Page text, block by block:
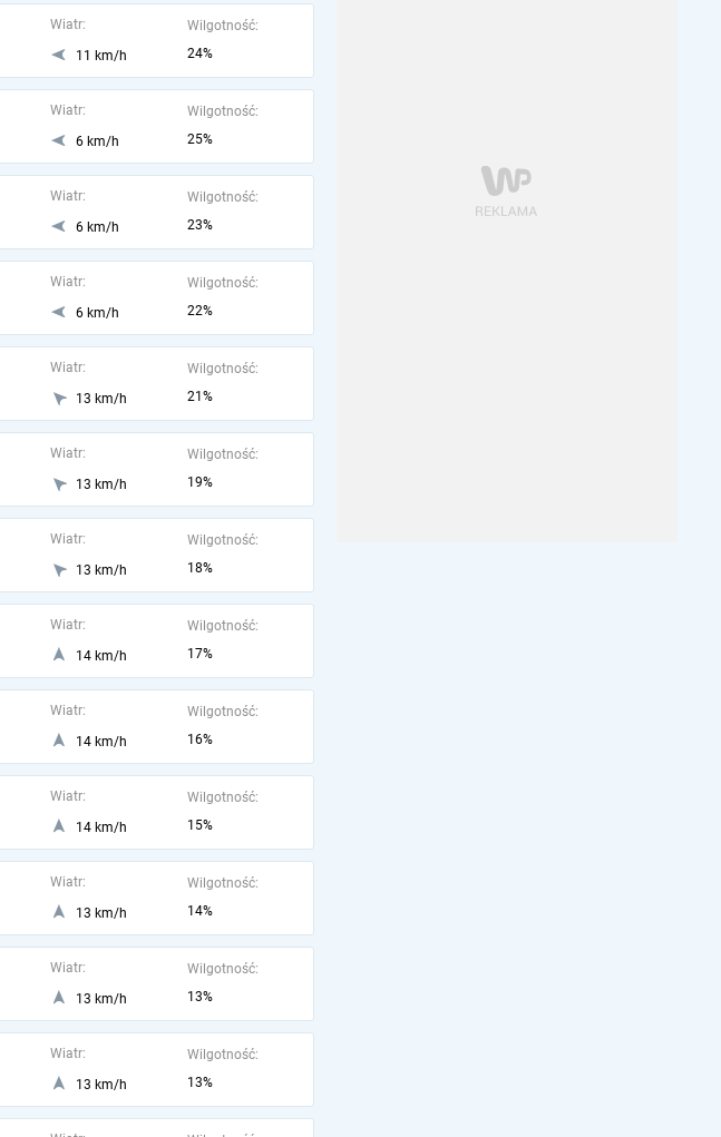
Wiatr:
11 km/h
Wilgotność:
24%
Wiatr:
6 km/h
Wilgotność:
25%
Wiatr:
6 km/h
Wilgotność:
23%
Wiatr:
6 km/h
Wilgotność:
22%
Wiatr:
13 km/h
Wilgotność:
21%
Wiatr:
13 km/h
Wilgotność:
19%
Wiatr:
13 km/h
Wilgotność:
18%
Wiatr:
14 km/h
Wilgotność:
17%
Wiatr:
14 km/h
Wilgotność:
16%
Wiatr:
14 km/h
Wilgotność:
15%
Wiatr:
13 km/h
Wilgotność:
14%
Wiatr:
13 km/h
Wilgotność:
13%
Wiatr:
13 km/h
Wilgotność:
13%